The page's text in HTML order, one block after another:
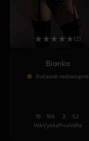
★ ★ ★ ★★ (2)
Bianka
Dočasně nedostupné
19
Věk
166
Vyska
2
Prsa
52
Váha